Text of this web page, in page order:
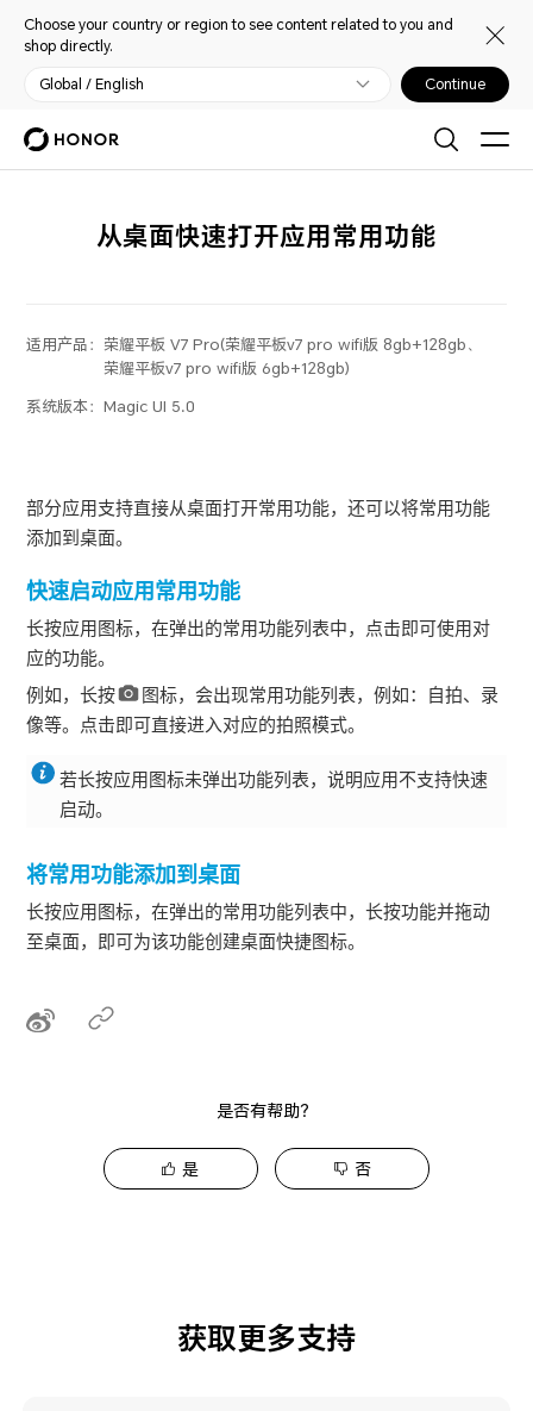
Choose your country or region to see content related to you and
shop directly.
Global / English Continue
从桌面快速打开应用常用功能
适用产品： 荣耀平板 V7 Pro(荣耀平板v7 pro wifi版 8gb+128gb、
荣耀平板v7 pro wifi版 6gb+128gb)
系统版本：Magic UI 5.0
部分应用支持直接从桌面打开常用功能，还可以将常用功能
添加到桌面。
快速启动应用常用功能
长按应用图标，在弹出的常用功能列表中，点击即可使用对
应的功能。
例如，长按
图标，会出现常用功能列表，例如：自拍、录
像等。点击即可直接进入对应的拍照模式。
若长按应用图标未弹出功能列表，说明应用不支持快速
启动。
将常用功能添加到桌面
长按应用图标，在弹出的常用功能列表中，长按功能并拖动
至桌面，即可为该功能创建桌面快捷图标。
是否有帮助？
是 否
获取更多支持